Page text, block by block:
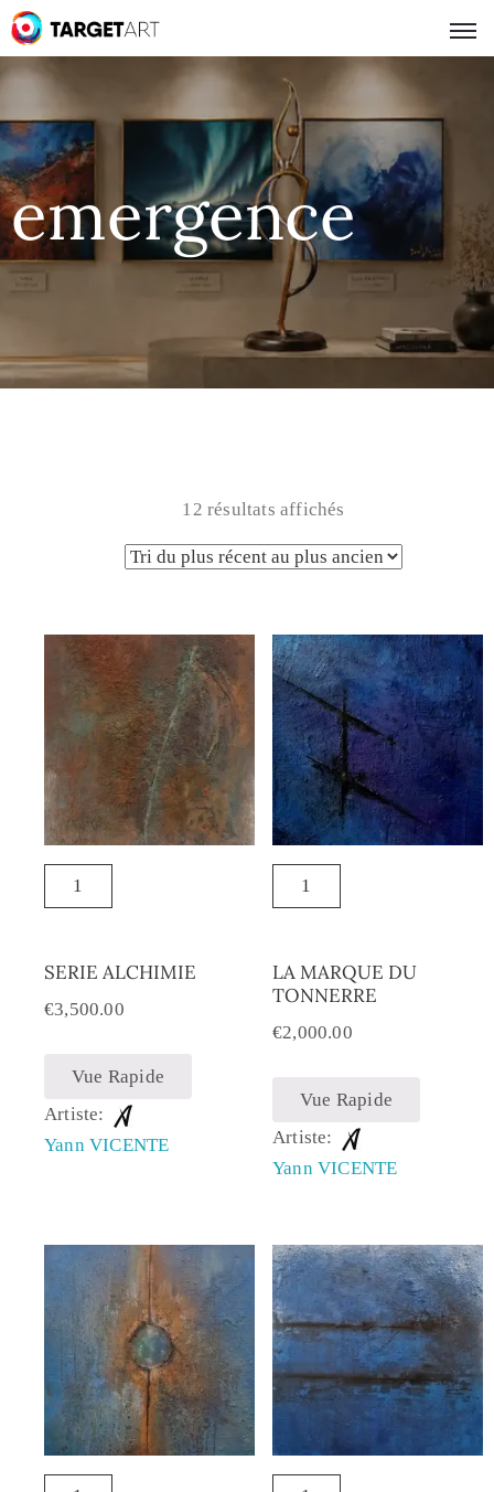
emergence
12 résultats affichés
SERIE ALCHIMIE
€3,500.00
Vue Rapide
Artiste:
Yann VICENTE
LA MARQUE DU
TONNERRE
€2,000.00
Vue Rapide
Artiste:
Yann VICENTE